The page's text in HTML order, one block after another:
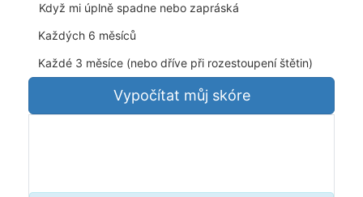
Když mi úplně spadne nebo zapráská
Každých 6 měsíců
Každé 3 měsíce (nebo dříve při rozestoupení štětin)
Vypočítat můj skóre